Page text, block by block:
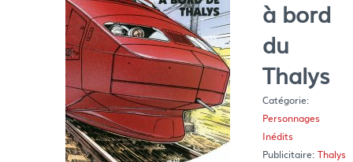
à bord
du
Thalys
Catégorie:
Personnages
Inédits
Publicitaire: Thalys